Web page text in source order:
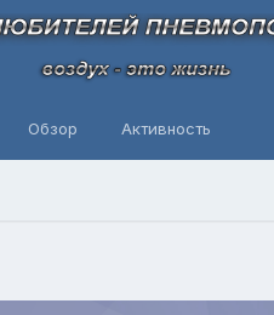
Обзор Активность